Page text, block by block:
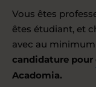
Vous êtes
êtes étudiant, et
avec au
candidature pour
Acadomia.